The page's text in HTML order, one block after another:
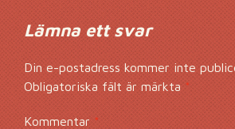
Lämna ett svar
Din e-postadress kommer inte
Obligatoriska fält är märkta*
Kommentar *